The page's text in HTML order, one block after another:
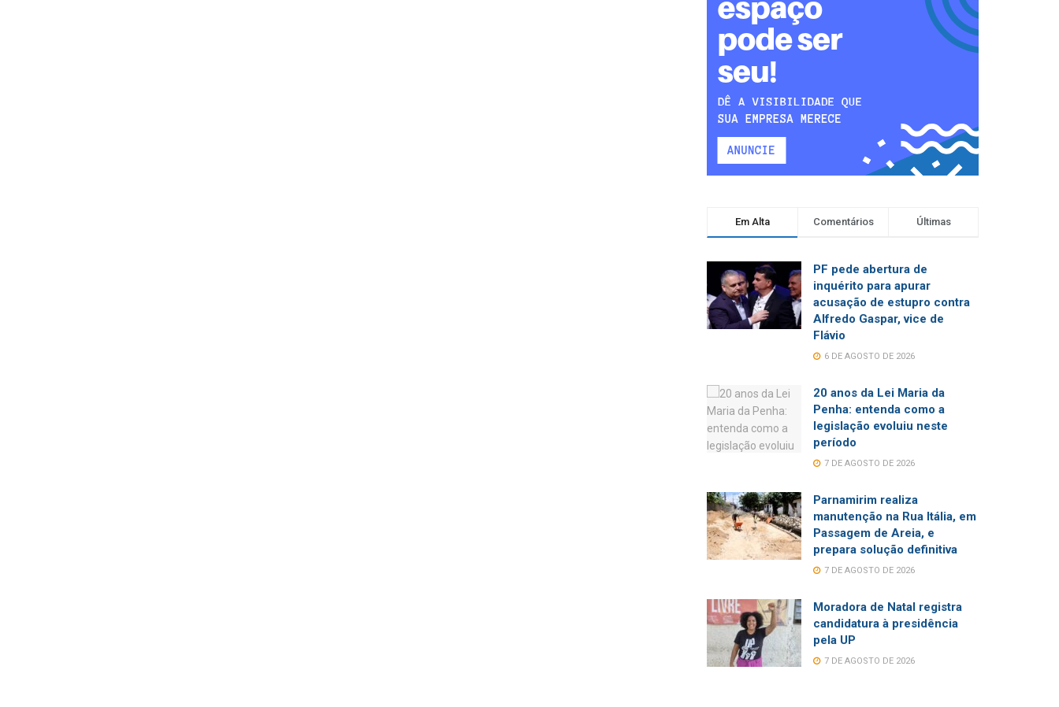
Em Alta Comentários Últimas
PF pede abertura de
inquérito para apurar
acusação de estupro contra
Alfredo Gaspar, vice de
Flávio
6 DE AGOSTO DE 2026
20 anos da Lei Maria da
Penha: entenda como a
legislação evoluiu neste
período
7 DE AGOSTO DE 2026
Parnamirim realiza
manutenção na Rua Itália, em
Passagem de Areia, e
prepara solução definitiva
7 DE AGOSTO DE 2026
Moradora de Natal registra
candidatura à presidência
pela UP
7 DE AGOSTO DE 2026